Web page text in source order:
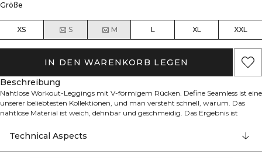
Größe
XS S M L XL XXL
IN DEN WARENKORB LEGEN
Beschreibung
Nahtlose Workout-Leggings mit V-förmigem Rücken. Define Seamless ist eine
unserer beliebtesten Kollektionen, und man versteht schnell, warum. Das
nahtlose Material ist weich, dehnbar und geschmeidig. Das Ergebnis ist
Sport-BHs und Tops in mehreren trendigen Farben machen Define Seamless
zur ersten Wahl für die verschiedensten Arten des Trainings. Die Define
Seamless V-shape Tights haben, wie andere passende Kleidungsstücke der
Technical Aspects